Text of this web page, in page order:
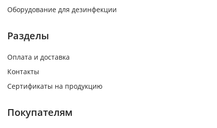
Оборудование для дезинфекции
Разделы
Оплата и доставка
Контакты
Сертификаты на продукцию
Покупателям